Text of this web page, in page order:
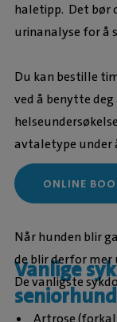
haletipp. Det bør
urinanalyse for å
Du kan bestille
ved å benytte
avtaletype under
ONLINE
Vanlige
Når hunden blir
de blir derfor mer
De vanligste